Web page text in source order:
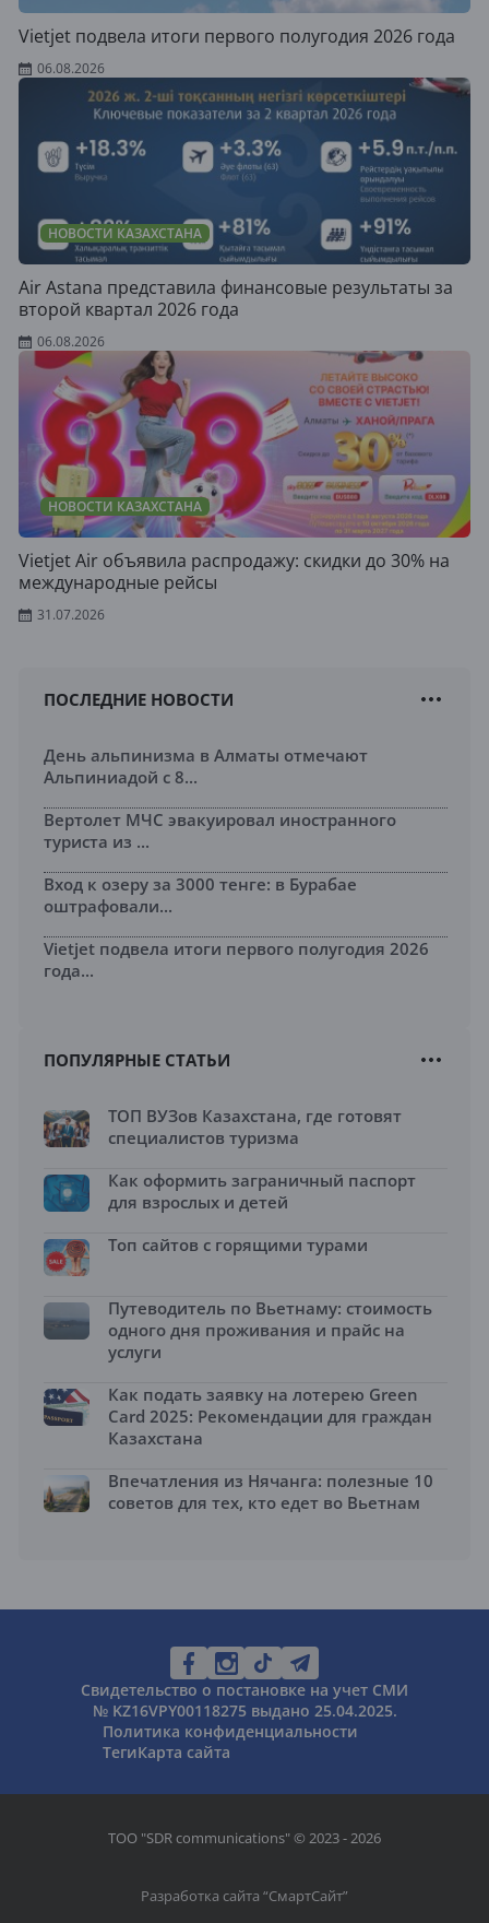
Vietjet подвела итоги первого полугодия 2026 года
06.08.2026
НОВОСТИ КАЗАХСТАНА
Air Astana представила финансовые результаты за
второй квартал 2026 года
06.08.2026
НОВОСТИ КАЗАХСТАНА
Vietjet Air объявила распродажу: скидки до 30% на
международные рейсы
31.07.2026
ПОСЛЕДНИЕ НОВОСТИ
День альпинизма в Алматы отмечают
Альпиниадой с 8...
Вертолет МЧС эвакуировал иностранного
туриста из ...
Вход к озеру за 3000 тенге: в Бурабае
оштрафовали...
Vietjet подвела итоги первого полугодия 2026
года...
ПОПУЛЯРНЫЕ СТАТЬИ
ТОП ВУЗов Казахстана, где готовят
специалистов туризма
Как оформить заграничный паспорт
для взрослых и детей
Топ сайтов с горящими турами
Путеводитель по Вьетнаму: стоимость
одного дня проживания и прайс на
услуги
Как подать заявку на лотерею Green
Card 2025: Рекомендации для граждан
Казахстана
Впечатления из Нячанга: полезные 10
советов для тех, кто едет во Вьетнам
Свидетельство о постановке на учет СМИ
№ KZ16VPY00118275 выдано 25.04.2025.
Политика конфиденциальности
ТегиКарта сайта
ТОО "SDR communications" © 2023 - 2026
Разработка сайта “СмартСайт”